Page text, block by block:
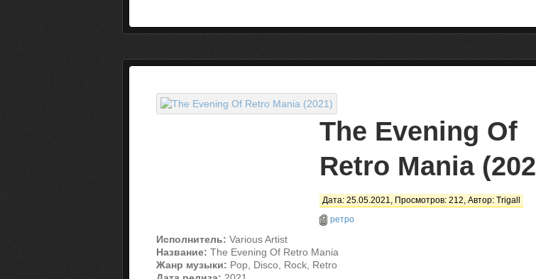
The Evening Of
Retro Mania
Дата: 25.05.2021, Просмотров: 212, Автор: Trigall
ретро
Исполнитель: Various Artist
Название: The Evening Of Retro Mania
Жанр музыки: Pop, Disco, Rock, Retro